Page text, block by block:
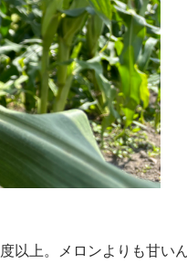
以上。メロンよりも甘い